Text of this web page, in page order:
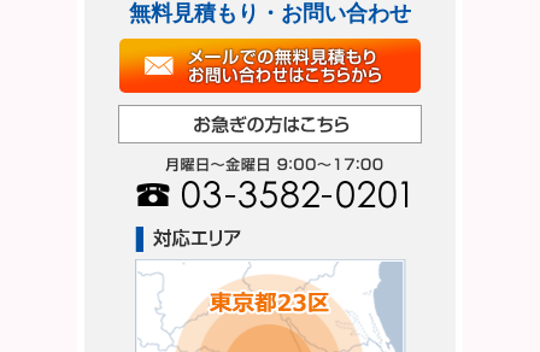
無料見積もり・お問い合わせ